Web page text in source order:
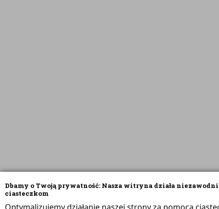
Dbamy o Twoją prywatność: Nasza witryna działa
ciasteczkom